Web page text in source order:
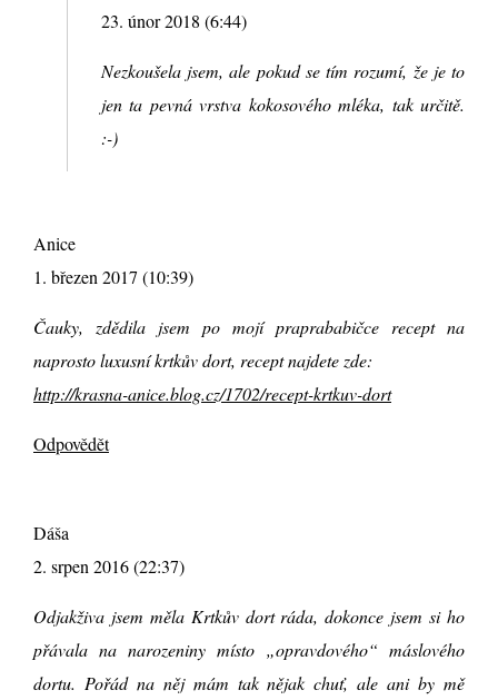
23. únor 2018 (6:44)
Nezkoušela jsem, ale pokud se tím rozumí, že je to
jen ta pevná vrstva kokosového mléka, tak určitě.
:-)
Anice
1. březen 2017 (10:39)
Čauky, zdědila jsem po mojí praprababičce recept na
naprosto luxusní krtkův dort, recept najdete zde:
http://krasna-anice.blog.cz/1702/recept-krtkuv-dort
Odpovědět
Dáša
2. srpen 2016 (22:37)
Odjakživa jsem měla Krtkův dort ráda, dokonce jsem si ho
přávala na narozeniny místo „opravdového“ máslového
dortu. Pořád na něj mám tak nějak chuť, ale ani by mě